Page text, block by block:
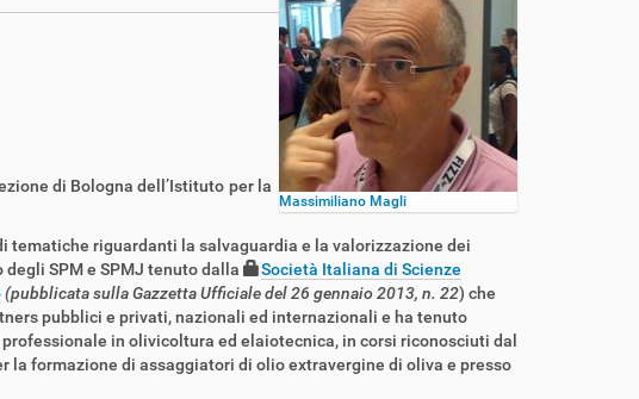
Massimiliano Magli
di Bologna dell’Istituto per la
tematiche riguardanti la salvaguardia e la valorizzazione dei
SPM e SPMJ tenuto dalla
Società Italiana di Scienze
(pubblicata sulla Gazzetta Ufficiale del 26 gennaio 2013, n. 22) che
pubblici e privati, nazionali ed internazionali e ha tenuto
in olivicoltura ed elaiotecnica, in corsi riconosciuti dal
formazione di assaggiatori di olio extravergine di oliva e presso